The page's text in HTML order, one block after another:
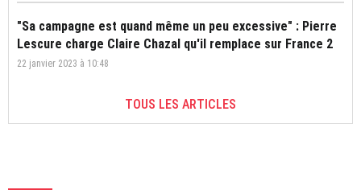
"Sa campagne est quand même un peu excessive" : Pierre
Lescure charge Claire Chazal qu'il remplace sur France 2
22 janvier 2023 à 10:48
TOUS LES ARTICLES